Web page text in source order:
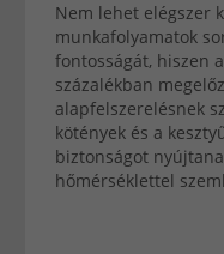
Nem lehet elégszer
munkafolyamatok
fontosságát, hiszen
százalékban
alapfelszerelésnek
kötények és a
biztonságot
hőmérséklettel